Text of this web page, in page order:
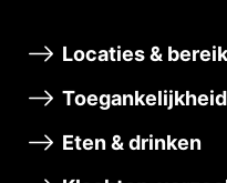
Locaties &
Toegankelijkheid
Eten & drinken